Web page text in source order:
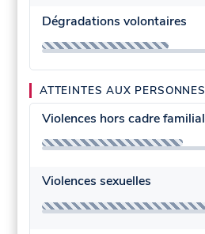
Dégradations volontaires
ATTEINTES AUX PERSONNES
Violences hors cadre familial
Violences sexuelles